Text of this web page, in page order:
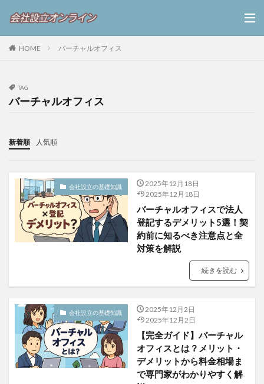
HOME バーチャルオフィス
TAG
バーチャルオフィス
新着順 人気順
会社設立の基礎知識
2025年12月18日
2025年12月18日
バーチャルオフィスで法人
登記するデメリット5選！契
約前に知るべき注意点と全
対策を解説
続きを読む
会社設立の基礎知識
2025年12月2日
2025年12月2日
【完全ガイド】バーチャル
オフィスとは？メリット・
デメリットから料金相場ま
で専門家がわかりやすく解